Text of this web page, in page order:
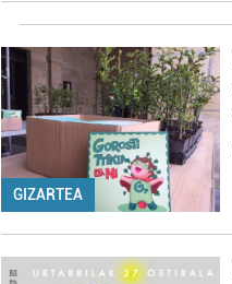
GIZARTEA